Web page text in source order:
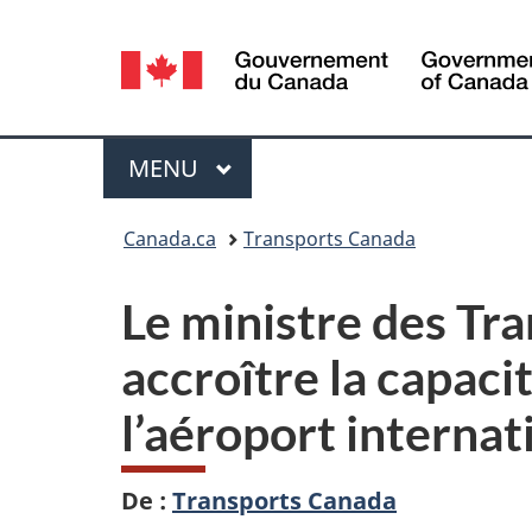
Sélection
de
la
langue
Menu
MENU PRINCIPAL
Canada.ca Transports Canada
Le ministre des
accroître la
l’aéroport
De : Transports Canada